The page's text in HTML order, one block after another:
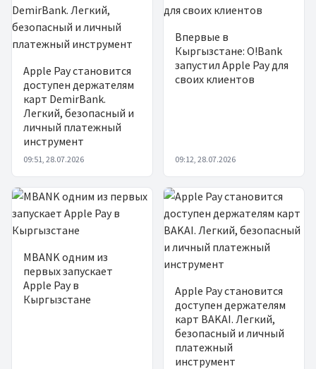
Apple Pay становится
доступен держателям
карт DemirBank.
Легкий, безопасный и
личный платежный
инструмент
09:51, 28.07.2026
Впервые в
Кыргызстане: O!Bank
запустил Apple Pay для
своих клиентов
09:12, 28.07.2026
MBANK одним из
первых запускает
Apple Pay в
Кыргызстане
Apple Pay становится
доступен держателям
карт BAKAI. Легкий,
безопасный и личный
платежный
инструмент